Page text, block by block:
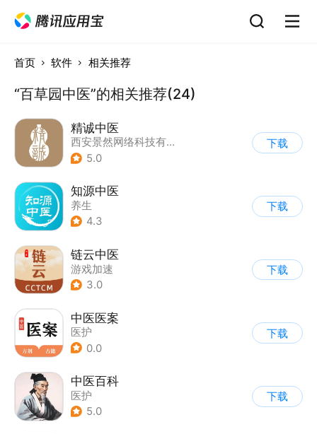
首页 软件 相关推荐
“百草园中医”的相关推荐(24)
精诚中医
西安景然网络科技有限公司
5.0
下载
知源中医
养生
4.3
下载
链云中医
游戏加速
3.0
下载
中医医案
医护
0.0
下载
中医百科
医护
5.0
下载